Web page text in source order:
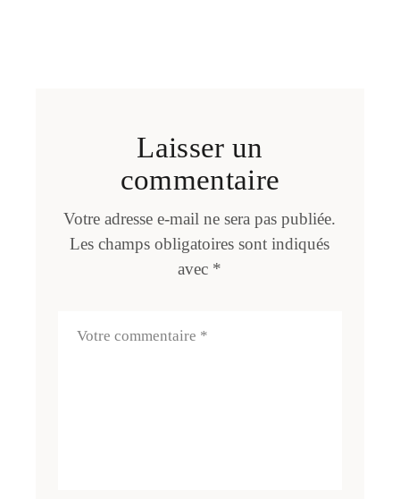
Laisser un
commentaire
Votre adresse e-mail ne sera pas publiée.
Les champs obligatoires sont indiqués
avec *